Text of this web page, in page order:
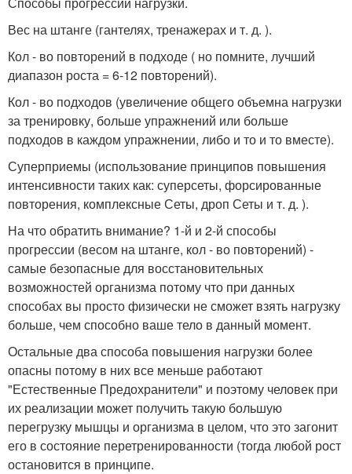
Вес на штанге (гантелях, тренажерах и т. д. ).
Кол - во повторений в подходе ( но помните, лучший
диапазон роста = 6-12 повторений).
Кол - во подходов (увеличение общего объемна нагрузки
за тренировку, больше упражнений или больше
подходов в каждом упражнении, либо и то и то вместе).
Суперприемы (использование принципов повышения
интенсивности таких как: суперсеты, форсированные
повторения, комплексные Сеты, дроп Сеты и т. д. ).
На что обратить внимание? 1-й и 2-й способы
прогрессии (весом на штанге, кол - во повторений) -
самые безопасные для восстановительных
возможностей организма потому что при данных
способах вы просто физически не сможет взять нагрузку
больше, чем способно ваше тело в данный момент.
Остальные два способа повышения нагрузки более
опасны потому в них все меньше работают
"Естественные Предохранители" и поэтому человек при
их реализации может получить такую большую
перегрузку мышцы и организма в целом, что это загонит
его в состояние перетренированности (тогда любой рост
остановится в принципе.